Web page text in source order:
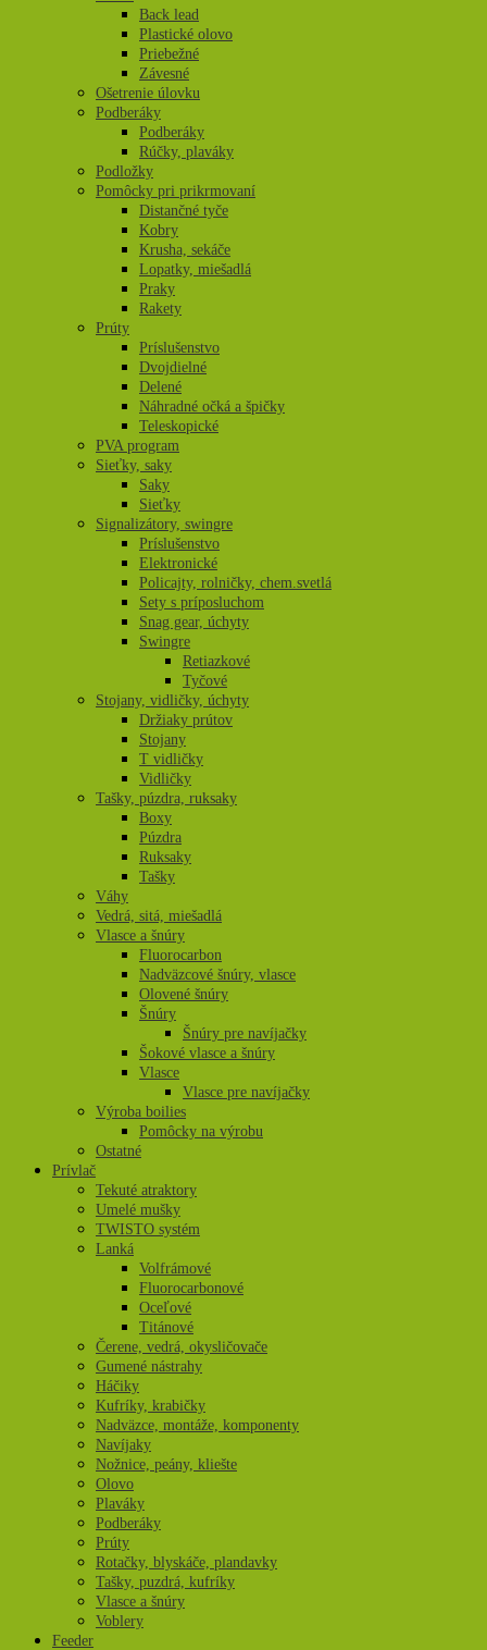
Back lead
Plastické olovo
Priebežné
Závesné
Ošetrenie úlovku
Podberáky
Podberáky
Rúčky, plaváky
Podložky
Pomôcky pri prikrmovaní
Distančné tyče
Kobry
Krusha, sekáče
Lopatky, miešadlá
Praky
Rakety
Prúty
Príslušenstvo
Dvojdielné
Delené
Náhradné očká a špičky
Teleskopické
PVA program
Sieťky, saky
Saky
Sieťky
Signalizátory, swingre
Príslušenstvo
Elektronické
Policajty, rolničky, chem.svetlá
Sety s príposluchom
Snag gear, úchyty
Swingre
Retiazkové
Tyčové
Stojany, vidličky, úchyty
Držiaky prútov
Stojany
T vidličky
Vidličky
Tašky, púzdra, ruksaky
Boxy
Púzdra
Ruksaky
Tašky
Váhy
Vedrá, sitá, miešadlá
Vlasce a šnúry
Fluorocarbon
Nadväzcové šnúry, vlasce
Olovené šnúry
Šnúry
Šnúry pre navíjačky
Šokové vlasce a šnúry
Vlasce
Vlasce pre navíjačky
Výroba boilies
Pomôcky na výrobu
Ostatné
Prívlač
Tekuté atraktory
Umelé mušky
TWISTO systém
Lanká
Volfrámové
Fluorocarbonové
Oceľové
Titánové
Čerene, vedrá, okysličovače
Gumené nástrahy
Háčiky
Kufríky, krabičky
Nadväzce, montáže, komponenty
Navíjaky
Nožnice, peány, kliešte
Olovo
Plaváky
Podberáky
Prúty
Rotačky, blyskáče, plandavky
Tašky, puzdrá, kufríky
Vlasce a šnúry
Voblery
Feeder